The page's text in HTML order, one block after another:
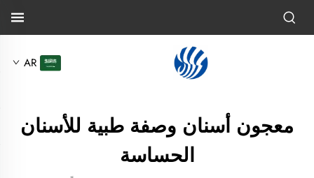
AR
معجون أسنان وصفة طبية للأسنان
الحساسة